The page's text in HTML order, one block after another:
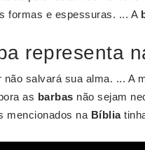
formas e espessuras. ... A
representa
salvará sua alma. ... A
as barbas não sejam
mencionados na Bíblia